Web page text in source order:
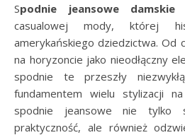
Spodnie jeansowe damskie
casualowej mody, której
amerykańskiego dziedzictwa. Od
na horyzoncie jako nieodłączny
spodnie te przeszły
fundamentem wielu stylizacji
spodnie jeansowe nie tylko
praktyczność, ale również